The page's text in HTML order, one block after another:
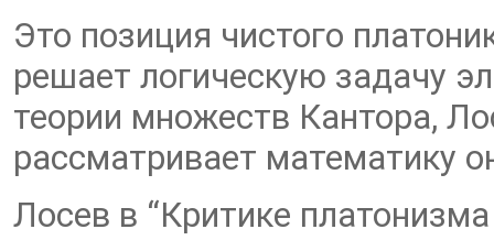
Это позиция чистого
решает логическую задачу
теории множеств Кантора,
рассматривает математику
Лосев в “Критике